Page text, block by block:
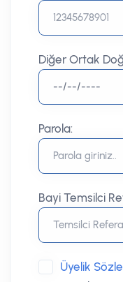
Diğer Ortak
Parola:
Bayi Temsilci
Üyelik